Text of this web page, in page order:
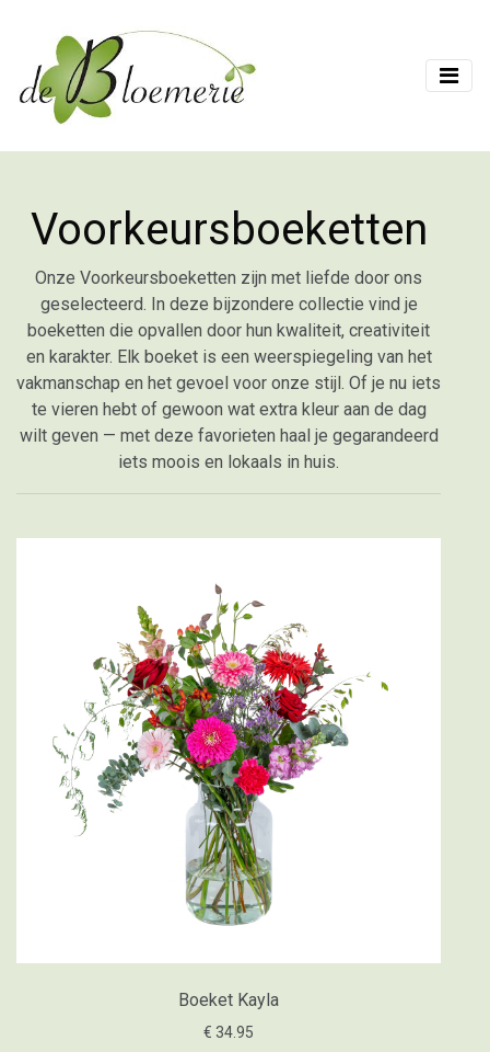
Voorkeursboeketten
Onze Voorkeursboeketten zijn met liefde door ons
geselecteerd. In deze bijzondere collectie vind je
boeketten die opvallen door hun kwaliteit, creativiteit
en karakter. Elk boeket is een weerspiegeling van het
vakmanschap en het gevoel voor onze stijl. Of je nu iets
te vieren hebt of gewoon wat extra kleur aan de dag
wilt geven — met deze favorieten haal je gegarandeerd
iets moois en lokaals in huis.
Boeket Kayla
€ 34.95